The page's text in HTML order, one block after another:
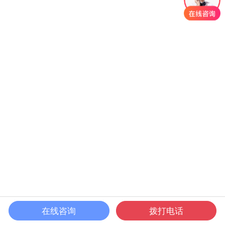
在线咨询 拨打电话